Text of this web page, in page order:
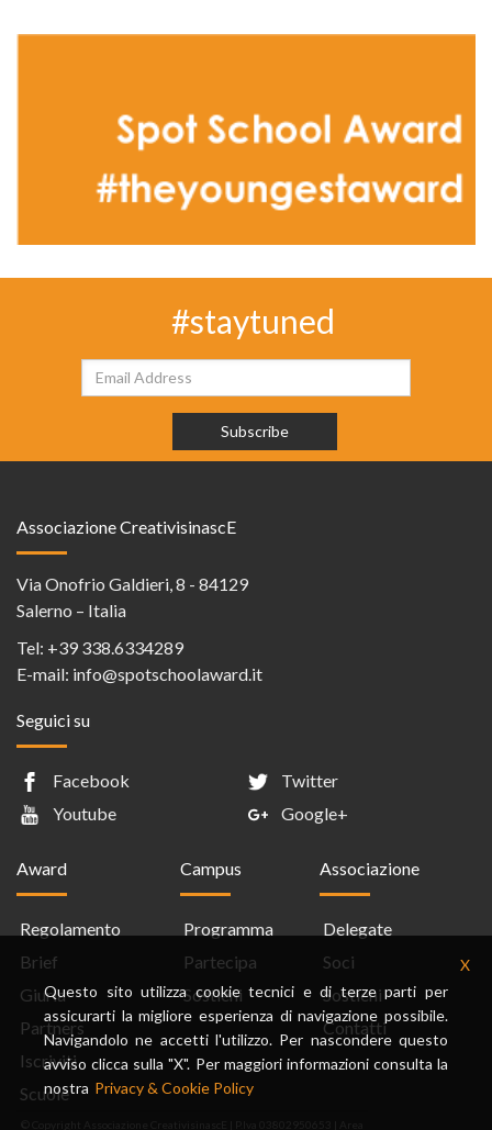
#staytuned
Associazione CreativisinascE
Via Onofrio Galdieri, 8 - 84129
Salerno – Italia
Tel: +39 338.6334289
E-mail: info@spotschoolaward.it
Seguici su
Facebook
Twitter
Youtube
Google+
Award
Regolamento
Brief
Giuria
Partners
Iscriviti
Scuole
Campus
Programma
Partecipa
Sostieni
Associazione
Delegate
Soci
Sostieni
Contatti
Questo sito utilizza cookie tecnici e di terze parti per
assicurarti la migliore esperienza di navigazione possibile.
Navigandolo ne accetti l'utilizzo. Per nascondere questo
avviso clicca sulla "X". Per maggiori informazioni consulta la
nostra Privacy & Cookie Policy
X